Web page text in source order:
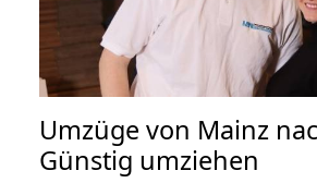
Umzüge von Mainz
Günstig umziehen